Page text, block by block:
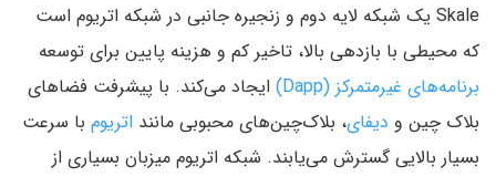
Skale یک شبکه لایه دوم و زنجیره جانبی در شبکه اتریوم است
که محیطی با بازدهی بالا، تاخیر کم و هزینه پایین برای توسعه
برنامه‌های غیرمتمرکز (Dapp)
ایجاد می‌کند. با پیشرفت فضاهای
بلاک چین و دیفای، بلاک‌چین‌های محبوبی مانند اتریوم با سرعت
بسیار بالایی گسترش می‌یابند. شبکه اتریوم میزبان بسیاری از